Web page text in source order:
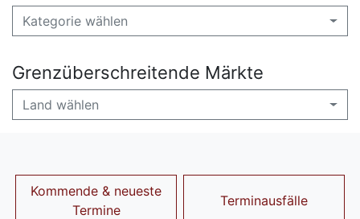
Kategorie wählen
Grenzüberschreitende Märkte
Land wählen
Kommende & neueste
Termine
Terminausfälle